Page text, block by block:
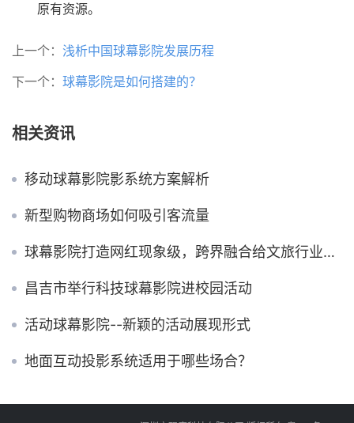
原有资源。
上一个： 浅析中国球幕影院发展历程
下一个： 球幕影院是如何搭建的？
相关资讯
移动球幕影院影系统方案解析
新型购物商场如何吸引客流量
球幕影院打造网红现象级，跨界融合给文旅行业带来的极致体验
昌吉市举行科技球幕影院进校园活动
活动球幕影院--新颖的活动展现形式
地面互动投影系统适用于哪些场合？